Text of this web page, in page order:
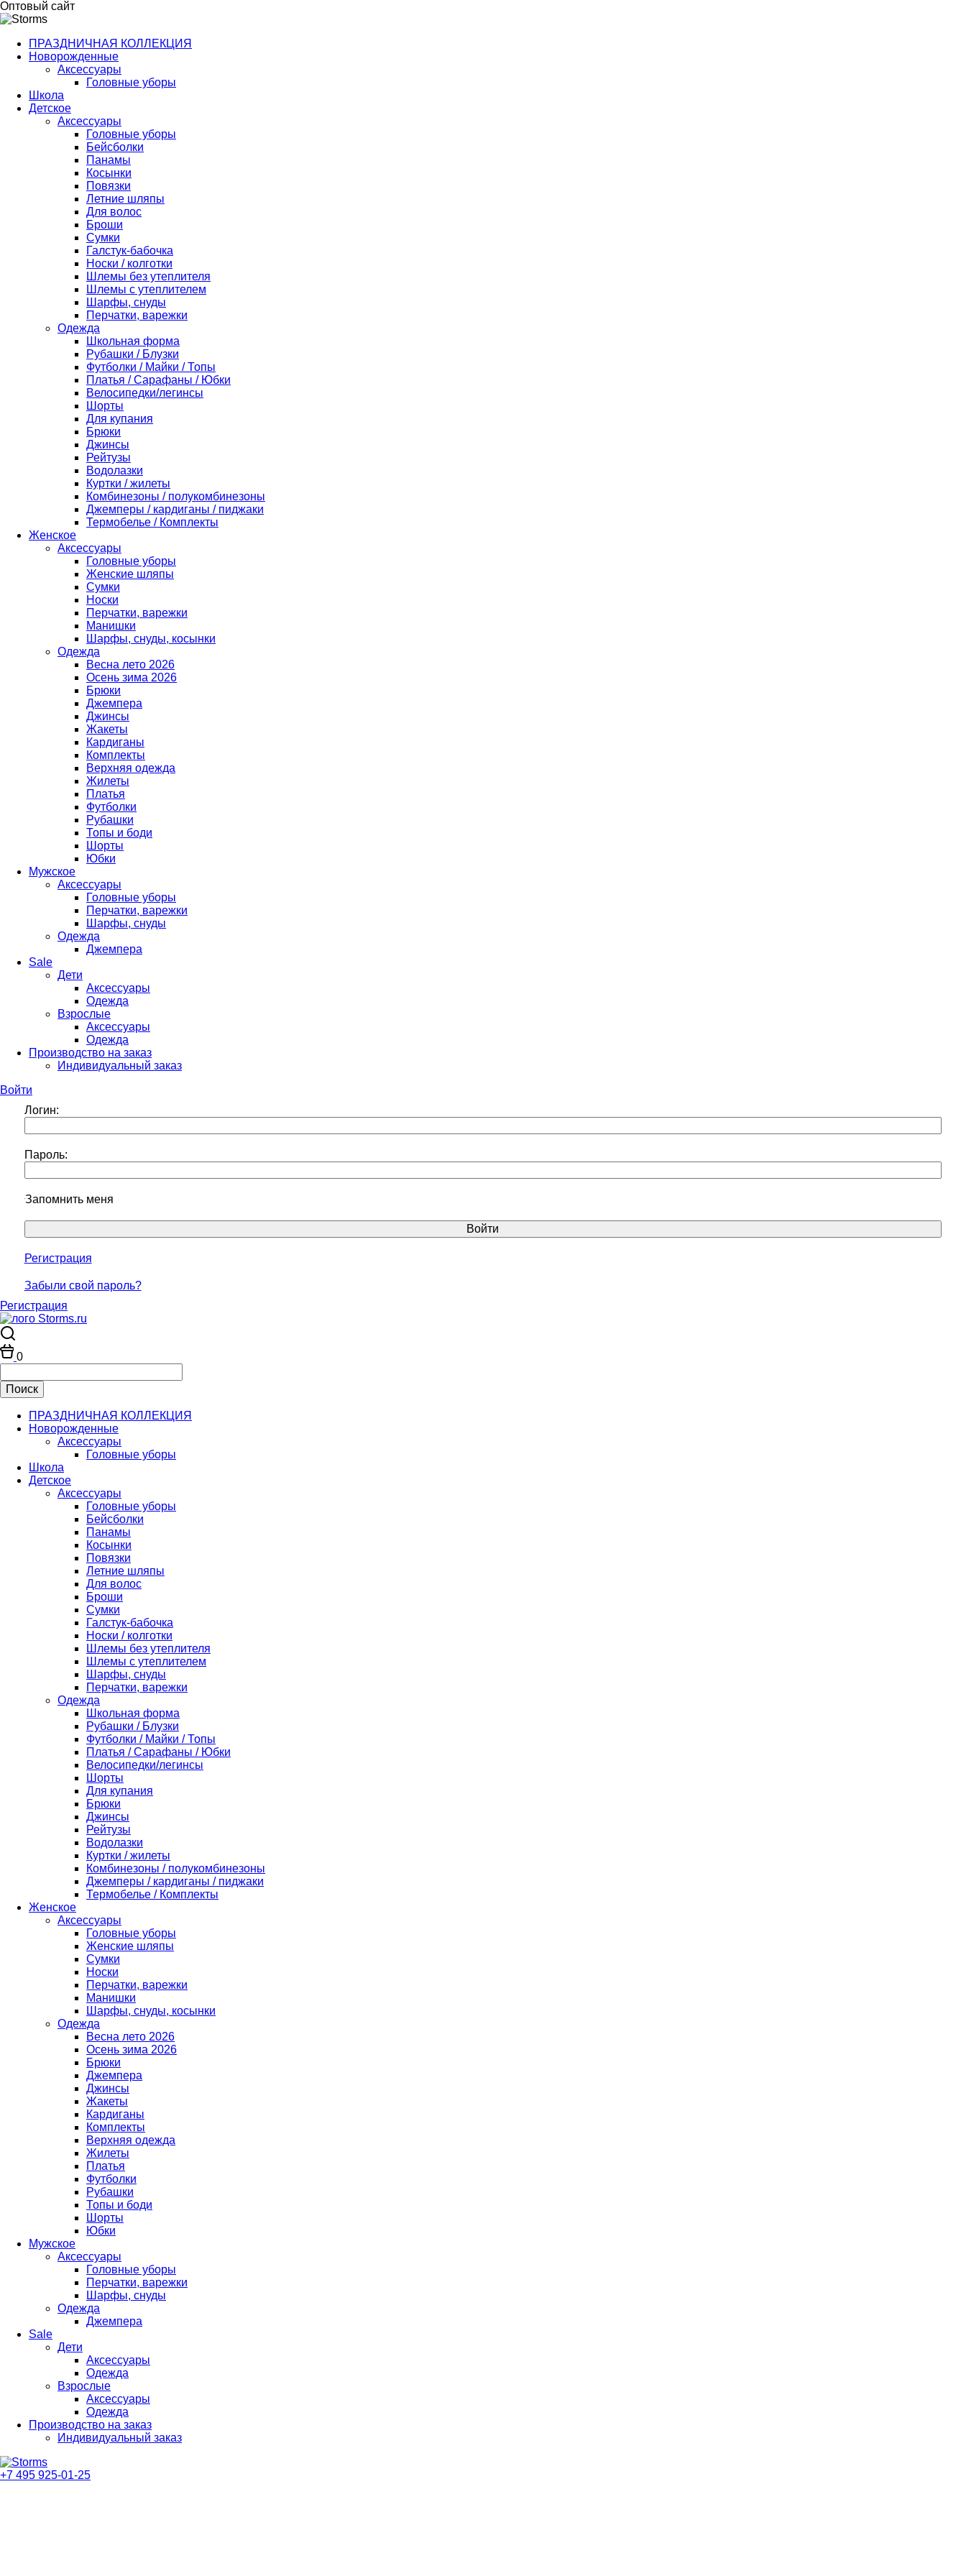
Оптовый сайт
ПРАЗДНИЧНАЯ КОЛЛЕКЦИЯ
Новорожденные
Аксессуары
Головные уборы
Школа
Детское
Аксессуары
Головные уборы
Бейсболки
Панамы
Косынки
Повязки
Летние шляпы
Для волос
Броши
Сумки
Галстук-бабочка
Носки / колготки
Шлемы без утеплителя
Шлемы с утеплителем
Шарфы, снуды
Перчатки, варежки
Одежда
Школьная форма
Рубашки / Блузки
Футболки / Майки / Топы
Платья / Сарафаны / Юбки
Велосипедки/легинсы
Шорты
Для купания
Брюки
Джинсы
Рейтузы
Водолазки
Куртки / жилеты
Комбинезоны / полукомбинезоны
Джемперы / кардиганы / пиджаки
Термобелье / Комплекты
Женское
Аксессуары
Головные уборы
Женские шляпы
Сумки
Носки
Перчатки, варежки
Манишки
Шарфы, снуды, косынки
Одежда
Весна лето 2026
Осень зима 2026
Брюки
Джемпера
Джинсы
Жакеты
Кардиганы
Комплекты
Верхняя одежда
Жилеты
Платья
Футболки
Рубашки
Топы и боди
Шорты
Юбки
Мужское
Аксессуары
Головные уборы
Перчатки, варежки
Шарфы, снуды
Одежда
Джемпера
Sale
Дети
Аксессуары
Одежда
Взрослые
Аксессуары
Одежда
Производство на заказ
Индивидуальный заказ
Войти
Логин:
Пароль:
Запомнить меня
Регистрация
Забыли свой пароль?
Регистрация
0
ПРАЗДНИЧНАЯ КОЛЛЕКЦИЯ
Новорожденные
Аксессуары
Головные уборы
Школа
Детское
Аксессуары
Головные уборы
Бейсболки
Панамы
Косынки
Повязки
Летние шляпы
Для волос
Броши
Сумки
Галстук-бабочка
Носки / колготки
Шлемы без утеплителя
Шлемы с утеплителем
Шарфы, снуды
Перчатки, варежки
Одежда
Школьная форма
Рубашки / Блузки
Футболки / Майки / Топы
Платья / Сарафаны / Юбки
Велосипедки/легинсы
Шорты
Для купания
Брюки
Джинсы
Рейтузы
Водолазки
Куртки / жилеты
Комбинезоны / полукомбинезоны
Джемперы / кардиганы / пиджаки
Термобелье / Комплекты
Женское
Аксессуары
Головные уборы
Женские шляпы
Сумки
Носки
Перчатки, варежки
Манишки
Шарфы, снуды, косынки
Одежда
Весна лето 2026
Осень зима 2026
Брюки
Джемпера
Джинсы
Жакеты
Кардиганы
Комплекты
Верхняя одежда
Жилеты
Платья
Футболки
Рубашки
Топы и боди
Шорты
Юбки
Мужское
Аксессуары
Головные уборы
Перчатки, варежки
Шарфы, снуды
Одежда
Джемпера
Sale
Дети
Аксессуары
Одежда
Взрослые
Аксессуары
Одежда
Производство на заказ
Индивидуальный заказ
+7 495 925-01-25